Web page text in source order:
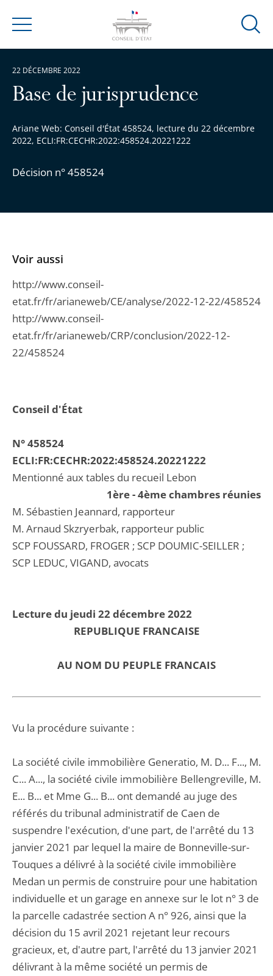
Menu
Ouvrir
Base de jurisprudence
Ariane Web: Conseil d'État 458524, lecture du 22 décembre
2022, ECLI:FR:CECHR:2022:458524.20221222
Décision n° 458524
22 DÉCEMBRE 2022
Conseil d'État
N° 458524
ECLI:FR:CECHR:2022:458524.20221222
Mentionné aux tables du recueil Lebon
1ère - 4ème chambres réunies
M. Sébastien Jeannard, rapporteur
M. Arnaud Skzryerbak, rapporteur public
SCP FOUSSARD, FROGER ; SCP DOUMIC-SEILLER ;
SCP LEDUC, VIGAND, avocats
Lecture du jeudi 22 décembre 2022
REPUBLIQUE FRANCAISE
AU NOM DU PEUPLE FRANCAIS
Vu la procédure suivante :
La société civile immobilière Generatio, M. D... F..., M.
C... A..., la société civile immobilière Bellengreville, M.
E... B... et Mme G... B... ont demandé au juge des
référés du tribunal administratif de Caen de
suspendre l'exécution, d'une part, de l'arrêté du 13
janvier 2021 par lequel la maire de Bonneville-sur-
Touques a délivré à la société civile immobilière
Medan un permis de construire pour une habitation
individuelle et un garage en annexe sur le lot n° 3 de
la parcelle cadastrée section A n° 926, ainsi que la
décision du 15 avril 2021 rejetant leur recours
gracieux, et, d'autre part, l'arrêté du 13 janvier 2021
délivrant à la même société un permis de
Voir aussi
http://www.conseil-
etat.fr/fr/arianeweb/CE/analyse/2022-12-22/458524
http://www.conseil-
etat.fr/fr/arianeweb/CRP/conclusion/2022-12-
22/458524